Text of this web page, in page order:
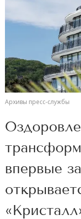
Архивы пресс-службы
впервые